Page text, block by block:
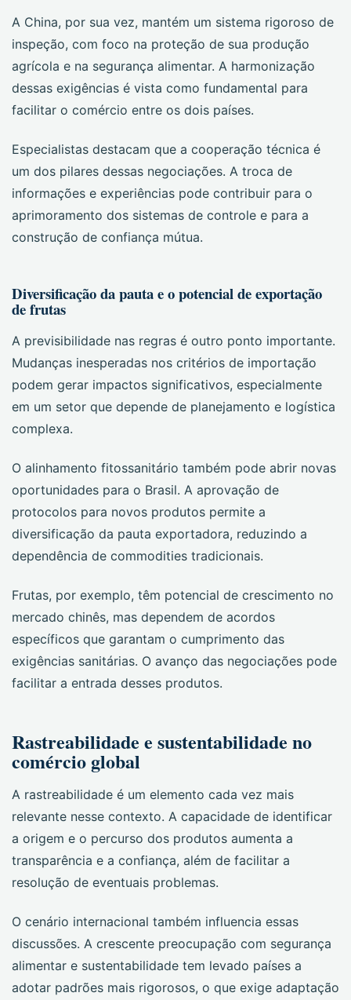
A China, por sua vez, mantém um sistema rigoroso de
inspeção, com foco na proteção de sua produção
agrícola e na segurança alimentar. A harmonização
dessas exigências é vista como fundamental para
facilitar o comércio entre os dois países.
Especialistas destacam que a cooperação técnica é
um dos pilares dessas negociações. A troca de
informações e experiências pode contribuir para o
aprimoramento dos sistemas de controle e para a
construção de confiança mútua.
Diversificação da pauta e o potencial de exportação
de frutas
A previsibilidade nas regras é outro ponto importante.
Mudanças inesperadas nos critérios de importação
podem gerar impactos significativos, especialmente
em um setor que depende de planejamento e logística
complexa.
O alinhamento fitossanitário também pode abrir novas
oportunidades para o Brasil. A aprovação de
protocolos para novos produtos permite a
diversificação da pauta exportadora, reduzindo a
dependência de commodities tradicionais.
Frutas, por exemplo, têm potencial de crescimento no
mercado chinês, mas dependem de acordos
específicos que garantam o cumprimento das
exigências sanitárias. O avanço das negociações pode
facilitar a entrada desses produtos.
Rastreabilidade e sustentabilidade no
comércio global
A rastreabilidade é um elemento cada vez mais
relevante nesse contexto. A capacidade de identificar
a origem e o percurso dos produtos aumenta a
transparência e a confiança, além de facilitar a
resolução de eventuais problemas.
O cenário internacional também influencia essas
discussões. A crescente preocupação com segurança
alimentar e sustentabilidade tem levado países a
adotar padrões mais rigorosos, o que exige adaptação